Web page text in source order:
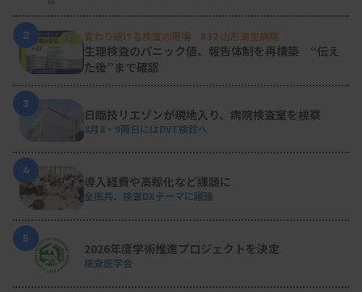
2 変わり続ける検査の現場 #32 山形済生病院
生理検査のパニック値、報告体制を再構築 “伝え
た後”まで確認
3
日臨技リエゾンが現地入り、病院検査室を視察
8月8・9両日にはDVT検診へ
4
導入経費や高齢化など課題に
全医共、検査DXテーマに議論
5
2026年度学術推進プロジェクトを決定
検査医学会